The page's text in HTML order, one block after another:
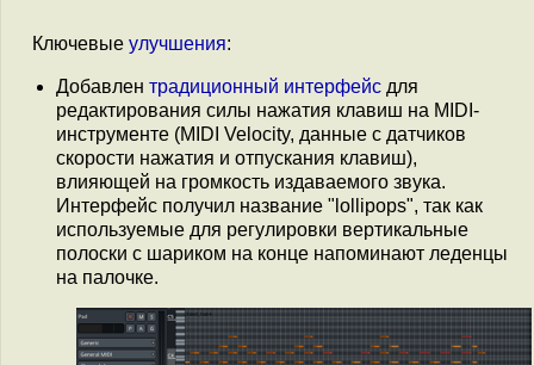
Ключевые улучшения:
Добавлен традиционный интерфейс для
редактирования силы нажатия клавиш на MIDI-
инструменте (MIDI Velocity, данные с датчиков
скорости нажатия и отпускания клавиш),
влияющей на громкость издаваемого звука.
Интерфейс получил название "lollipops", так как
используемые для регулировки вертикальные
полоски с шариком на конце напоминают леденцы
на палочке.